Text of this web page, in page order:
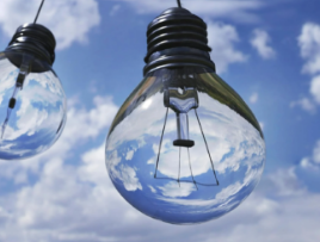
Facebook
Instagram